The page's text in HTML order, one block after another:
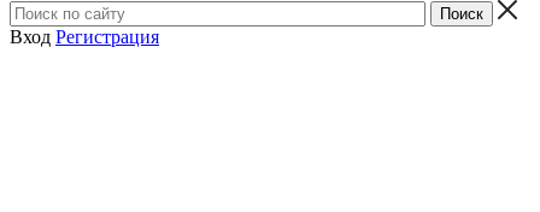
Вход Регистрация